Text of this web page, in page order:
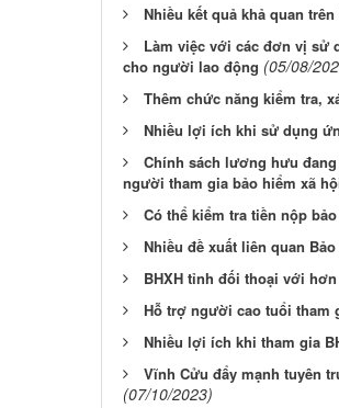
Nhiều kết quả khả quan
Làm việc với các đơn vị sử
cho người lao động (05/08/
Thêm chức năng kiểm tra,
Nhiều lợi ích khi sử dụng
Chính sách lương hưu
người tham gia bảo hiểm xã
Có thể kiểm tra tiền nộp
Nhiều đề xuất liên quan
BHXH tỉnh đối thoại với
Hỗ trợ người cao tuổi tham
Nhiều lợi ích khi tham gia
Vĩnh Cửu đẩy mạnh tuyên
(07/10/2023)